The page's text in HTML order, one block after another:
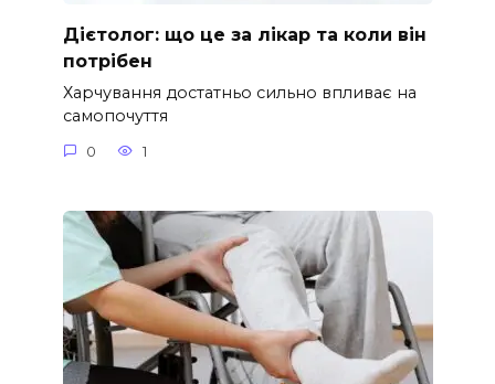
Дієтолог: що це за лікар та коли він
потрібен
Харчування достатньо сильно впливає на
самопочуття
0 1